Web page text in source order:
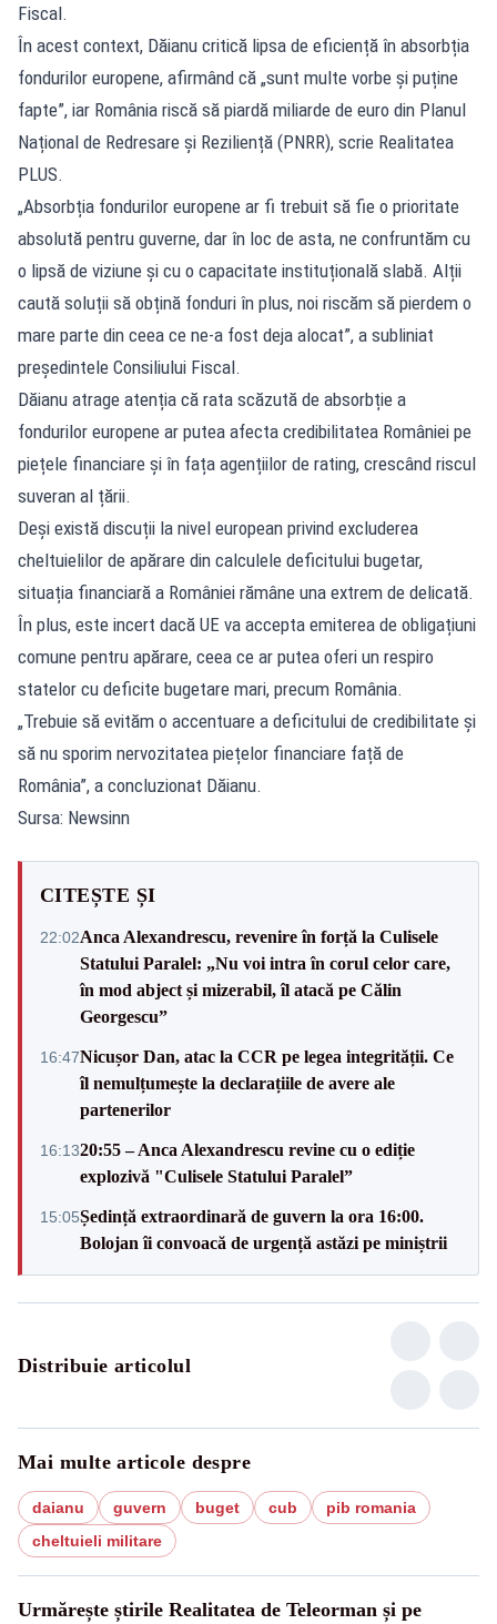
Fiscal.
În acest context, Dăianu critică lipsa de eficiență în absorbția
fondurilor europene, afirmând că „sunt multe vorbe și puține
fapte”, iar România riscă să piardă miliarde de euro din Planul
Național de Redresare și Reziliență (PNRR), scrie Realitatea
PLUS.
„Absorbția fondurilor europene ar fi trebuit să fie o prioritate
absolută pentru guverne, dar în loc de asta, ne confruntăm cu
o lipsă de viziune și cu o capacitate instituțională slabă. Alții
caută soluții să obțină fonduri în plus, noi riscăm să pierdem o
mare parte din ceea ce ne-a fost deja alocat”, a subliniat
președintele Consiliului Fiscal.
Dăianu atrage atenția că rata scăzută de absorbție a
fondurilor europene ar putea afecta credibilitatea României pe
piețele financiare și în fața agențiilor de rating, crescând riscul
suveran al țării.
Deși există discuții la nivel european privind excluderea
cheltuielilor de apărare din calculele deficitului bugetar,
situația financiară a României rămâne una extrem de delicată.
În plus, este incert dacă UE va accepta emiterea de obligațiuni
comune pentru apărare, ceea ce ar putea oferi un respiro
statelor cu deficite bugetare mari, precum România.
„Trebuie să evităm o accentuare a deficitului de credibilitate și
să nu sporim nervozitatea piețelor financiare față de
România”, a concluzionat Dăianu.
Sursa: Newsinn
CITEȘTE ȘI
22:02Anca Alexandrescu, revenire în forță la Culisele
Statului Paralel: „Nu voi intra în corul celor care,
în mod abject și mizerabil, îl atacă pe Călin
Georgescu”
16:47Nicușor Dan, atac la CCR pe legea integrității. Ce
îl nemulțumește la declarațiile de avere ale
partenerilor
16:1320:55 – Anca Alexandrescu revine cu o ediție
explozivă "Culisele Statului Paralel”
15:05Ședință extraordinară de guvern la ora 16:00.
Bolojan îi convoacă de urgență astăzi pe miniștrii
Distribuie articolul
Mai multe articole despre
daianu guvern buget cub
pib romania
cheltuieli militare
Urmărește știrile Realitatea de Teleorman și pe